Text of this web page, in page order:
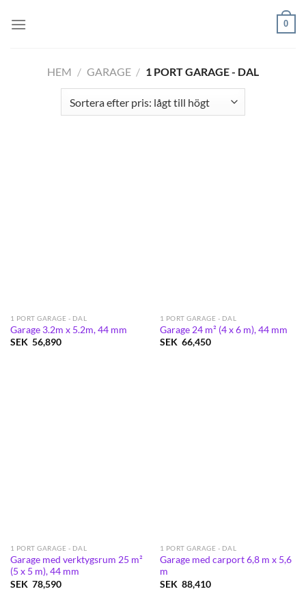
0
HEM / GARAGE / 1 PORT GARAGE - DAL
1 PORT GARAGE - DAL
Garage 3.2m x 5.2m, 44 mm
SEK 56,890
1 PORT GARAGE - DAL
Garage 24 m² (4 x 6 m), 44 mm
SEK 66,450
1 PORT GARAGE - DAL
Garage med verktygsrum 25 m²
(5 x 5 m), 44 mm
SEK 78,590
1 PORT GARAGE - DAL
Garage med carport 6,8 m x 5,6
m
SEK 88,410